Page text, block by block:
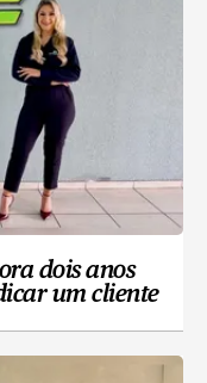
dois anos
um cliente